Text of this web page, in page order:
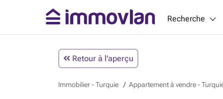
Recherche
Retour à l'aperçu
Immobilier - Turquie Appartement à vendre -